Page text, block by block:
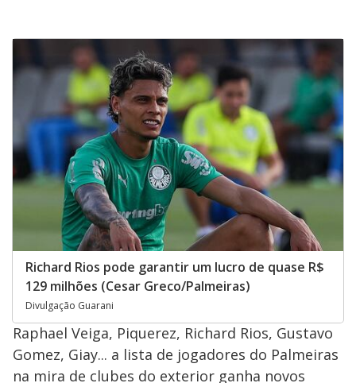
Richard Rios pode garantir um lucro de quase R$
129 milhões (Cesar Greco/Palmeiras)
Divulgação Guarani
Raphael Veiga, Piquerez, Richard Rios, Gustavo
Gomez, Giay... a lista de jogadores do Palmeiras
na mira de clubes do exterior ganha novos